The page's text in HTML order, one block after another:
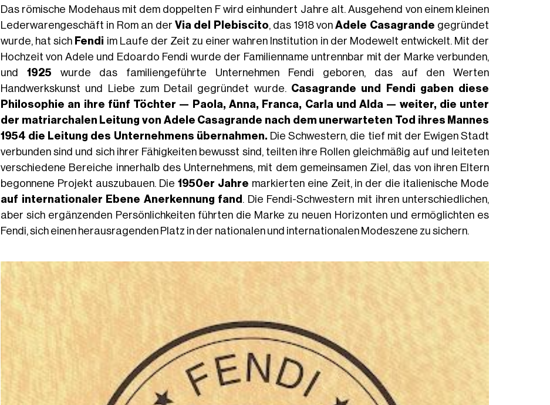
Das römische Modehaus mit dem doppelten F wird einhundert Jahre alt. Ausgehend von einem kleinen
Lederwarengeschäft in Rom an der Via del Plebiscito, das 1918 vonAdele Casagrande gegründet
wurde, hat sich Fendi im Laufe der Zeit zu einer wahren Institution in der Modewelt entwickelt. Mit der
Hochzeit von Adele und Edoardo Fendi wurde der Familienname untrennbar mit der Marke verbunden,
und 1925 wurde das familiengeführte Unternehmen Fendi geboren, das auf den Werten
Handwerkskunst und Liebe zum Detail gegründet wurde. Casagrande und Fendi gaben diese
Philosophie an ihre fünf Töchter — Paola, Anna, Franca, Carla und Alda — weiter, die unter
der matriarchalen Leitung von Adele Casagrande nach dem unerwarteten Tod ihres Mannes
1954 die Leitung des Unternehmens übernahmen. Die Schwestern, die tief mit der Ewigen Stadt
verbunden sind und sich ihrer Fähigkeiten bewusst sind, teilten ihre Rollen gleichmäßig auf und leiteten
verschiedene Bereiche innerhalb des Unternehmens, mit dem gemeinsamen Ziel, das von ihren Eltern
begonnene Projekt auszubauen. Die 1950er Jahre markierten eine Zeit, in der die italienische Mode
auf internationaler Ebene Anerkennung fand . Die Fendi-Schwestern mit ihren unterschiedlichen,
aber sich ergänzenden Persönlichkeiten führten die Marke zu neuen Horizonten und ermöglichten es
Fendi, sich einen herausragenden Platz in der nationalen und internationalen Modeszene zu sichern.